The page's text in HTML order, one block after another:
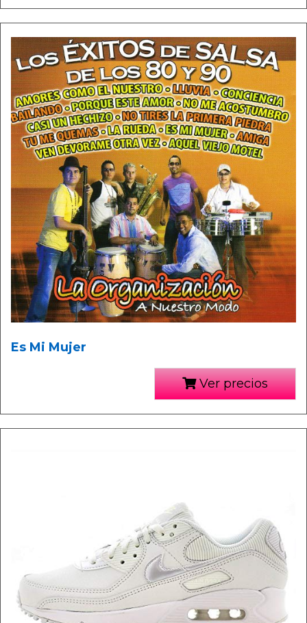
Es Mi Mujer
Ver precios